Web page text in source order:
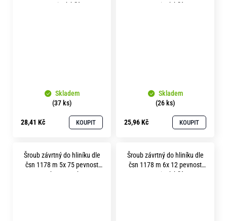
8.8 zinek bílý
Skladem
(37 ks)
28,41 Kč KOUPIT
5.8 zinek bílý
Skladem
(26 ks)
25,96 Kč KOUPIT
Šroub závrtný do hliníku dle
čsn 1178 m 5x 75 pevnost
5.8 bez povrchu
Šroub závrtný do hliníku dle
čsn 1178 m 6x 12 pevnost
8.8 zinek bílý